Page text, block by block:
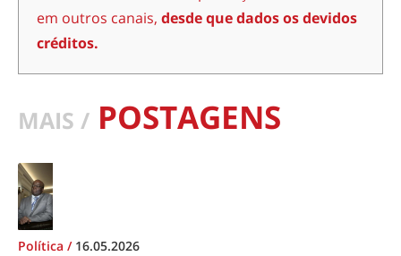
em outros canais, desde que dados os devidos
créditos.
MAIS / POSTAGENS
Política / 16.05.2026